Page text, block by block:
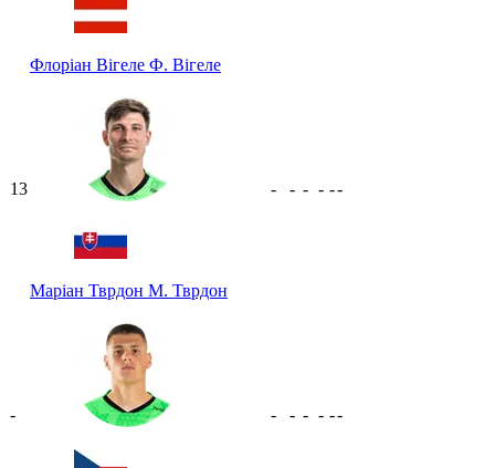
Флоріан Вігеле Ф. Вігеле
13
Маріан Тврдон М. Тврдон
- - - - --
- - - - - --